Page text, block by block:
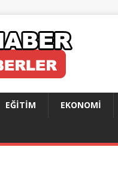
EĞITIM EKONOMI